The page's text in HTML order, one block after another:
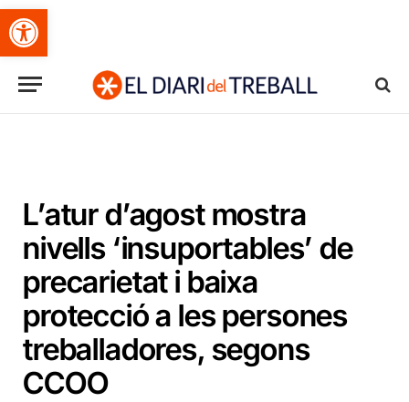
Obre la barra d'eines
L’atur d’agost mostra
nivells ‘insuportables’ de
precarietat i baixa
protecció a les persones
treballadores, segons
CCOO